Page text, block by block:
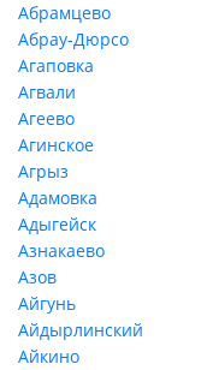
Абрамцево
Абрау-Дюрсо
Агаповка
Агвали
Агеево
Агинское
Агрыз
Адамовка
Адыгейск
Азнакаево
Азов
Айгунь
Айдырлинский
Айкино